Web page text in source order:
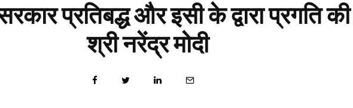
प्रतिबद्ध और इसी के द्वारा प्रगति
श्री नरेंद्र मोदी